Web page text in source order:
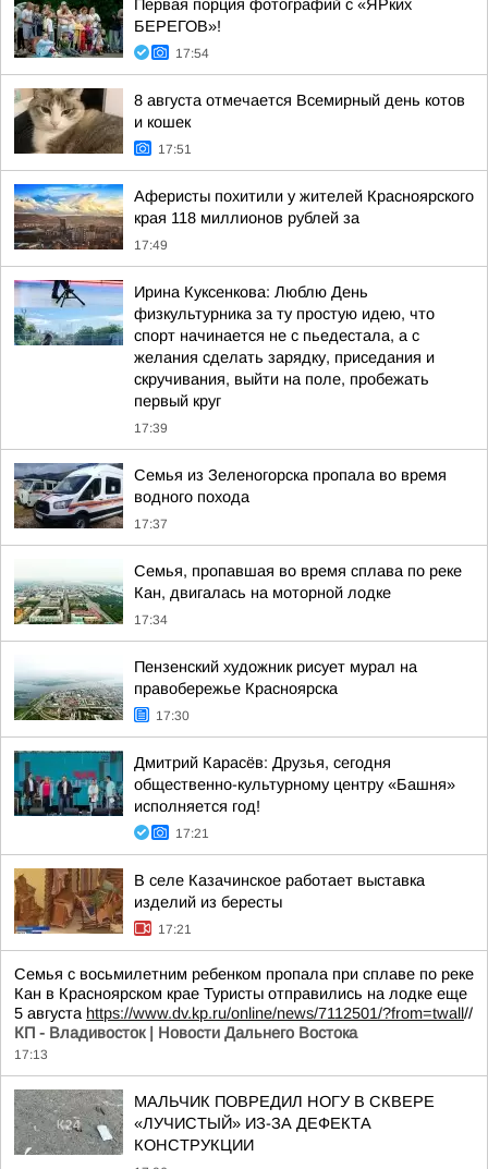
Первая порция фотографий с «ЯРких
БЕРЕГОВ»!
17:54
8 августа отмечается Всемирный день котов
и кошек
17:51
Аферисты похитили у жителей Красноярского
края 118 миллионов рублей за
17:49
Ирина Куксенкова: Люблю День
физкультурника за ту простую идею, что
спорт начинается не с пьедестала, а с
желания сделать зарядку, приседания и
скручивания, выйти на поле, пробежать
первый круг
17:39
Семья из Зеленогорска пропала во время
водного похода
17:37
Семья, пропавшая во время сплава по реке
Кан, двигалась на моторной лодке
17:34
Пензенский художник рисует мурал на
правобережье Красноярска
17:30
Дмитрий Карасёв: Друзья, сегодня
общественно-культурному центру «Башня»
исполняется год!
17:21
В селе Казачинское работает выставка
изделий из бересты
17:21
Семья с восьмилетним ребенком пропала при сплаве по реке
Кан в Красноярском крае Туристы отправились на лодке еще
5 августа https://www.dv.kp.ru/online/news/7112501/?from=twall//
КП - Владивосток | Новости Дальнего Востока
17:13
МАЛЬЧИК ПОВРЕДИЛ НОГУ В СКВЕРЕ
«ЛУЧИСТЫЙ» ИЗ-ЗА ДЕФЕКТА
КОНСТРУКЦИИ